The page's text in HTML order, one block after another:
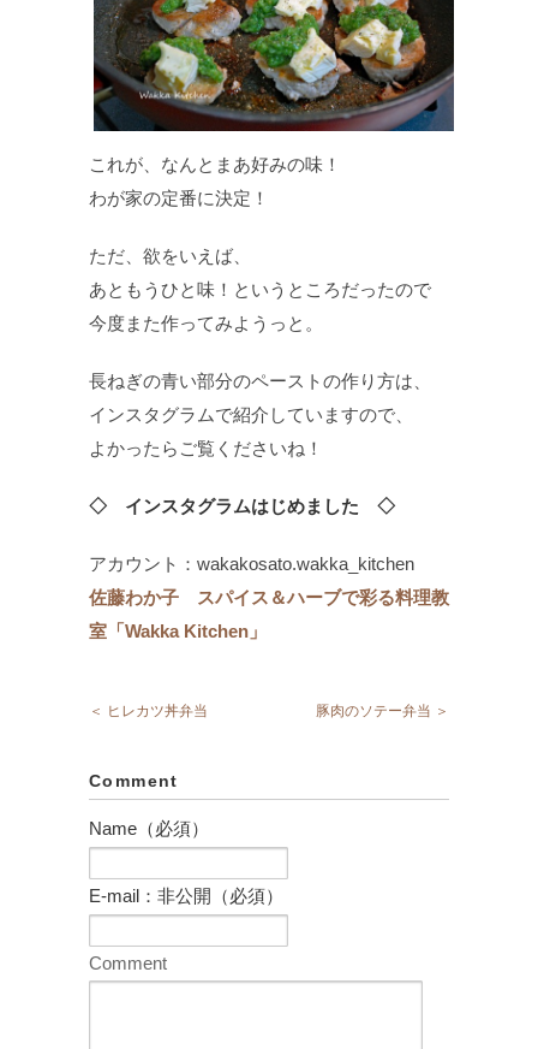
これが、なんとまあ好みの味！
わが家の定番に決定！
ただ、欲をいえば、
あともうひと味！というところだったので
今度また作ってみようっと。
長ねぎの青い部分のペーストの作り方は、
インスタグラムで紹介していますので、
よかったらご覧くださいね！
◇ インスタグラムはじめました ◇
アカウント：wakakosato.wakka_kitchen
佐藤わか子 スパイス＆ハーブで彩る料理教
室「Wakka Kitchen」
＜ ヒレカツ丼弁当 豚肉のソテー弁当 ＞
Comment
Name（必須）
E-mail：非公開（必須）
Comment